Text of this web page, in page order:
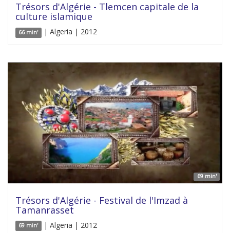
Trésors d'Algérie - Tlemcen capitale de la
culture islamique
66 min' | Algeria | 2012
69 min'
Trésors d'Algérie - Festival de l'Imzad à
Tamanrasset
69 min' | Algeria | 2012